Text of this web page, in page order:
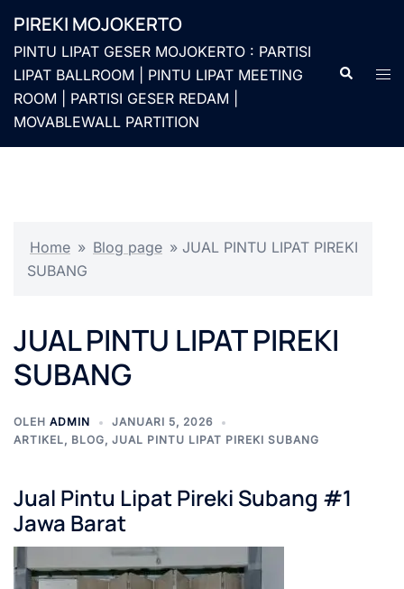
kePIREKI MOJOKERTO
PINTU LIPAT GESER MOJOKERTO : PARTISI
LIPAT BALLROOM | PINTU LIPAT MEETING
ROOM | PARTISI GESER REDAM |
MOVABLEWALL PARTITION
Cari
Home » Blog page » JUAL PINTU LIPAT PIREKI
SUBANG
JUAL PINTU LIPAT PIREKI
SUBANG
OLEH ADMIN
JANUARI 5, 2026
ARTIKEL, BLOG, JUAL PINTU LIPAT PIREKI SUBANG
Jual Pintu Lipat Pireki Subang #1
Jawa Barat